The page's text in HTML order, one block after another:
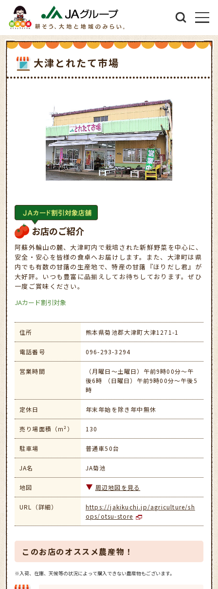
大津とれたて市場
お店のご紹介
阿蘇外輪山の麓、大津町内で栽培された新鮮野菜を中心に、
安全・安心を皆様の食卓へお届けします。また、大津町は県
内でも有数の甘藷の生産地で、特産の甘藷『ほりだし君』が
大好評。いつも豊富に品揃えしてお待ちしております。ぜひ
一度ご賞味ください。
JAカード割引対象
住所 熊本県菊池郡大津町大津1271-1
電話番号 096-293-3294
営業時間
（月曜日～土曜日）午前9時00分～午
後6時 （日曜日）午前9時00分～午後5
時
定休日 年末年始を除き年中無休
売り場面積（m²） 130
駐車場 普通車50台
JA名 JA菊池
地図 周辺地図を見る
URL（詳細）
https://jakikuchi.jp/agriculture/sh
ops/otsu-store
このお店のオススメ農産物！
※入荷、在庫、天候等の状況によって購入できない農産物もございます。